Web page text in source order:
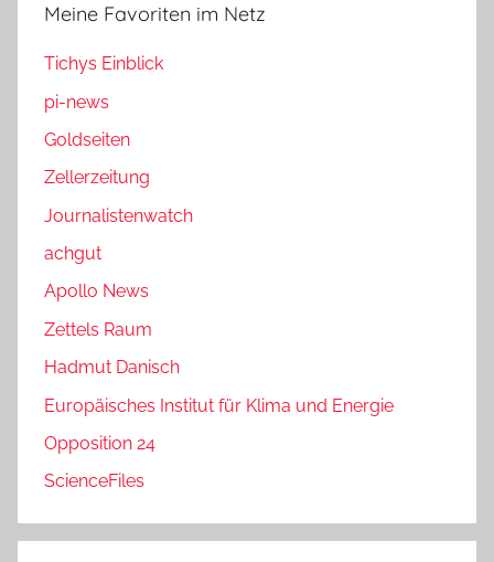
Meine Favoriten im Netz
Tichys Einblick
pi-news
Goldseiten
Zellerzeitung
Journalistenwatch
achgut
Apollo News
Zettels Raum
Hadmut Danisch
Europäisches Institut für Klima und Energie
Opposition 24
ScienceFiles